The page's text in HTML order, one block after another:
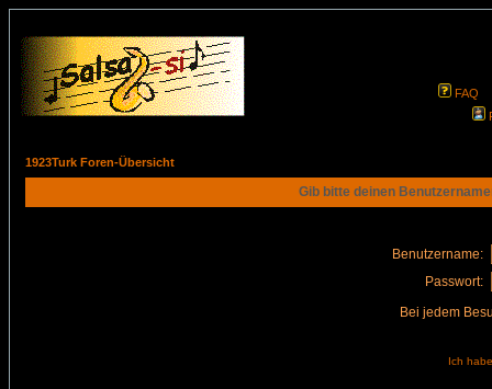
FAQ
1923Turk Foren-Übersicht
Gib bitte deinen
Benutzername:
Passwort:
Bei jedem
Ich